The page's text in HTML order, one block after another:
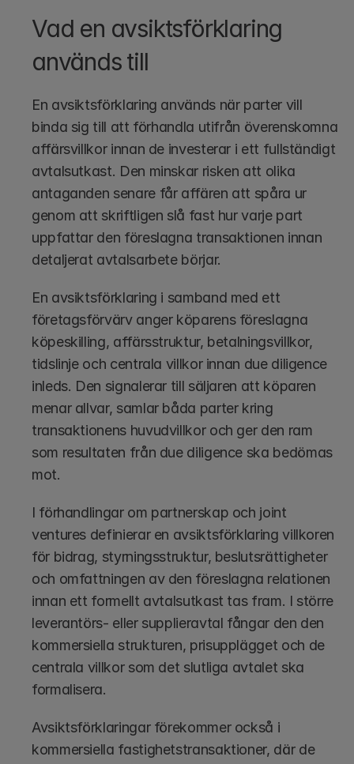
Vad en avsiktsförklaring
används till
En avsiktsförklaring används när parter vill
binda sig till att förhandla utifrån överenskomna
affärsvillkor innan de investerar i ett fullständigt
avtalsutkast. Den minskar risken att olika
antaganden senare får affären att spåra ur
genom att skriftligen slå fast hur varje part
uppfattar den föreslagna transaktionen innan
detaljerat avtalsarbete börjar.
En avsiktsförklaring i samband med ett
företagsförvärv anger köparens föreslagna
köpeskilling, affärsstruktur, betalningsvillkor,
tidslinje och centrala villkor innan due diligence
inleds. Den signalerar till säljaren att köparen
menar allvar, samlar båda parter kring
transaktionens huvudvillkor och ger den ram
som resultaten från due diligence ska bedömas
mot.
I förhandlingar om partnerskap och joint
ventures definierar en avsiktsförklaring villkoren
för bidrag, styrningsstruktur, beslutsrättigheter
och omfattningen av den föreslagna relationen
innan ett formellt avtalsutkast tas fram. I större
leverantörs- eller supplieravtal fångar den den
kommersiella strukturen, prisupplägget och de
centrala villkor som det slutliga avtalet ska
formalisera.
Avsiktsförklaringar förekommer också i
kommersiella fastighetstransaktioner, där de